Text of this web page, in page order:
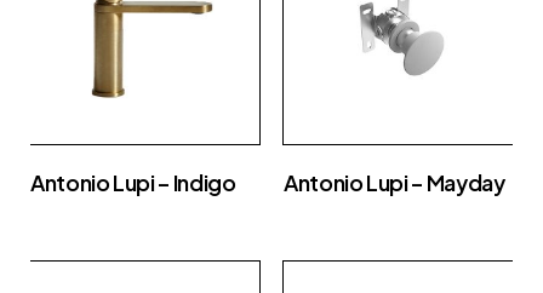
Antonio Lupi – Indigo Antonio Lupi – Mayday